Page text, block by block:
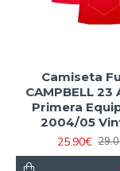
Camiseta
CAMPBELL 23
Primera
2004/05
25.90€